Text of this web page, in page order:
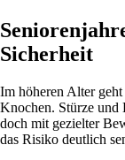
Sicherheit
Im höheren Alter
Knochen. Stürze und
doch mit gezielter
das Risiko deutlich